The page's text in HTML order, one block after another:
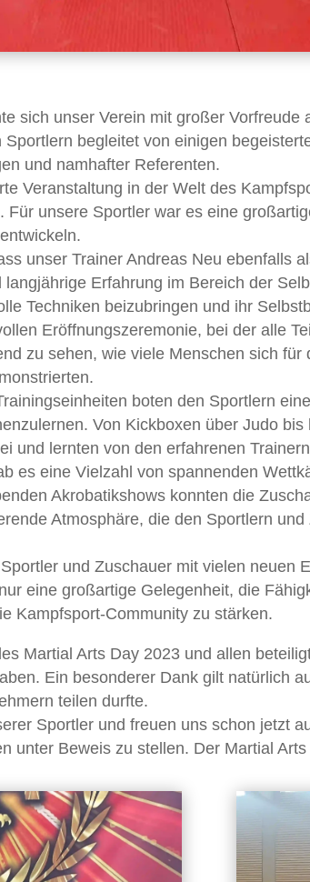
sich unser Verein mit großer
begleitet von einigen
und namhafter Referenten.
Veranstaltung in der Welt des
Für unsere Sportler war es eine
unser Trainer Andreas Neu ebenfalls
Erfahrung im Bereich der
Techniken beizubringen und ihr
Eröffnungszeremonie, bei der alle
zu sehen, wie viele Menschen sich
boten den Sportlern
Von Kickboxen über Judo
und lernten von den erfahrenen
es eine Vielzahl von spannenden
Akrobatikshows konnten die
Atmosphäre, die den Sportlern
und Zuschauer mit vielen neuen
eine großartige Gelegenheit, die
Kampfsport-Community zu stärken.
Martial Arts Day 2023 und allen
Ein besonderer Dank gilt natürlich
teilen durfte.
Sportler und freuen uns schon jetzt
unter Beweis zu stellen. Der Martial